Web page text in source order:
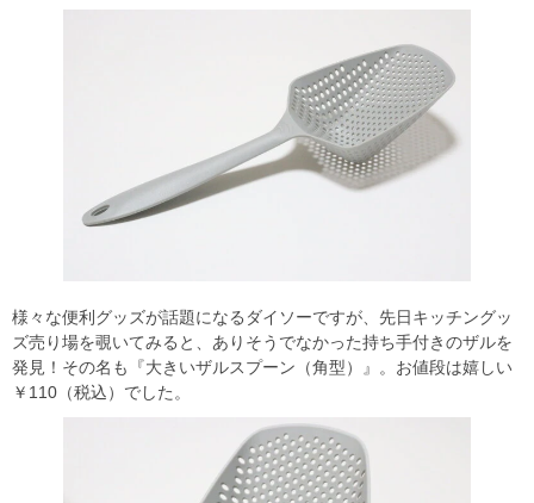
様々な便利グッズが話題になるダイソーですが、先日キッチングッ
ズ売り場を覗いてみると、ありそうでなかった持ち手付きのザルを
発見！その名も『大きいザルスプーン（角型）』。お値段は嬉しい
￥110（税込）でした。